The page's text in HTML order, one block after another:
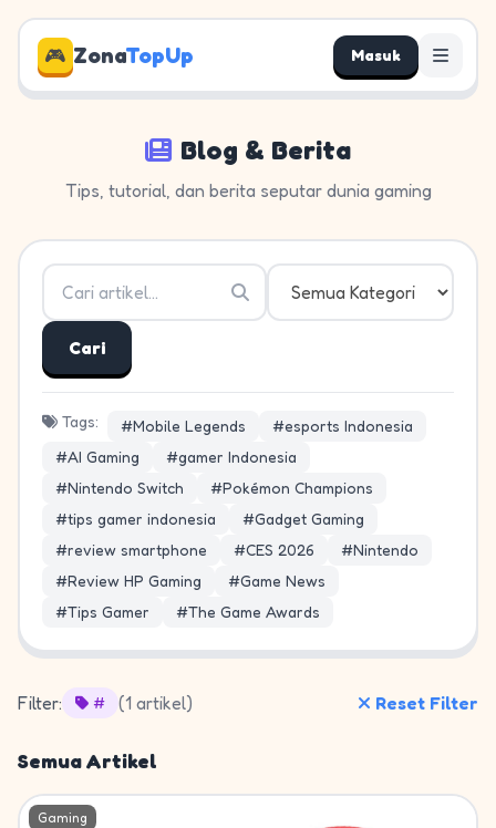
🎮 ZonaTopUp Masuk
Blog & Berita
Tips, tutorial, dan berita seputar dunia gaming
Cari
Tags: #Mobile Legends
#esports Indonesia
#AI Gaming
#gamer Indonesia
#Nintendo Switch
#Pokémon Champions
#tips gamer indonesia
#Gadget Gaming
#review smartphone
#CES 2026
#Nintendo
#Review HP Gaming
#Game News
#Tips Gamer
#The Game Awards
Filter: # (1 artikel) Reset Filter
Semua Artikel
Gaming